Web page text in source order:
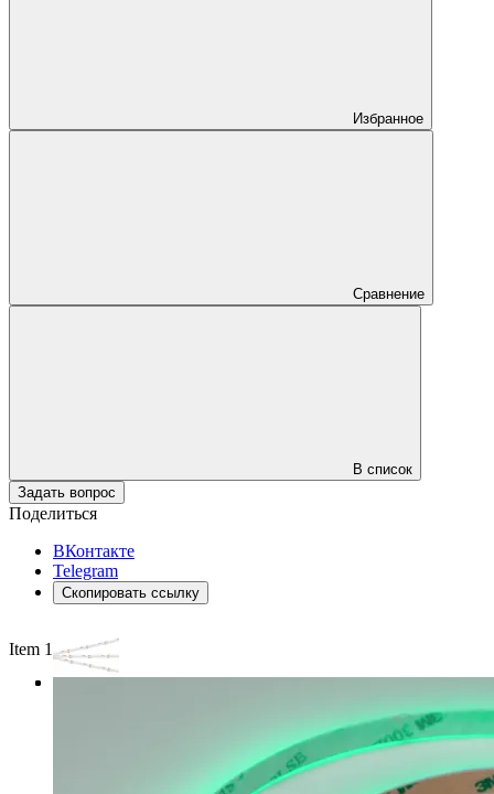
Избранное
Сравнение
В список
Задать вопрос
Поделиться
ВКонтакте
Telegram
Скопировать ссылку
Item 1 of 3